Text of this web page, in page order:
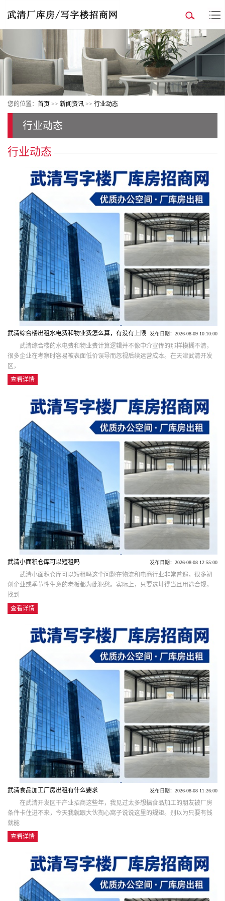
您的位置： 首页 >> 新闻资讯 >> 行业动态
行业动态
行业动态
武清综合楼出租水电费和物业费怎么算，有没有上限 发布日期：2026-08-09 10:10:00
武清综合楼的水电费和物业费计算逻辑并不像中介宣传的那样模糊不清，
很多企业在考察时容易被表面低价误导而忽视后续运营成本。在天津武清开发
区，
查看详情
武清小面积仓库可以短租吗 发布日期：2026-08-08 12:55:00
武清小面积仓库可以短租吗这个问题在物流和电商行业非常普遍，很多初
创企业或季节性生意的老板都为此犯愁。实际上，只要选址得当且用途合规，
找到
查看详情
武清食品加工厂房出租有什么要求 发布日期：2026-08-08 11:26:00
在武清开发区干产业招商这些年，我见过太多想搞食品加工的朋友被厂房
条件卡住进不来，今天我就跟大伙掏心窝子说说这里的规矩。别以为只要有钱
就能
查看详情